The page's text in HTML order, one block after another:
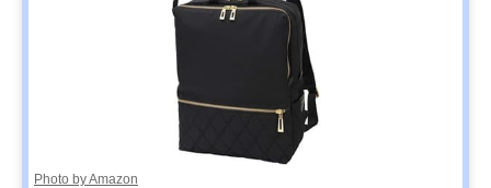
Photo by Amazon